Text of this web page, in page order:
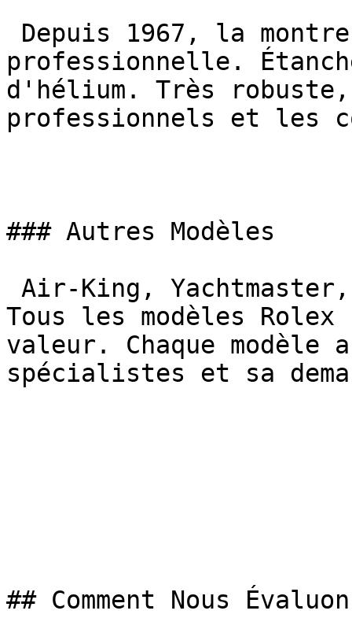
professionnelle.
d'hélium. Très
professionnels et les
### Autres Modèles
Tous les modèles
valeur. Chaque modèle
spécialistes et sa
## Comment Nous